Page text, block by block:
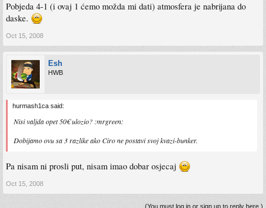
Pobjeda 4-1 (i ovaj 1 ćemo možda mi dati) atmosfera je nabrijana do
daske.
Oct 15, 2008
Esh
HWB
hurmash1ca said:
Nisi valjda opet 50€ ulozio? :mrgreen:
Dobijamo ovu sa 3 razlike ako Ciro ne postavi svoj kvazi-bunker.
Pa nisam ni prosli put, nisam imao dobar osjecaj
Oct 15, 2008
(You must log in or sign up to reply here.)